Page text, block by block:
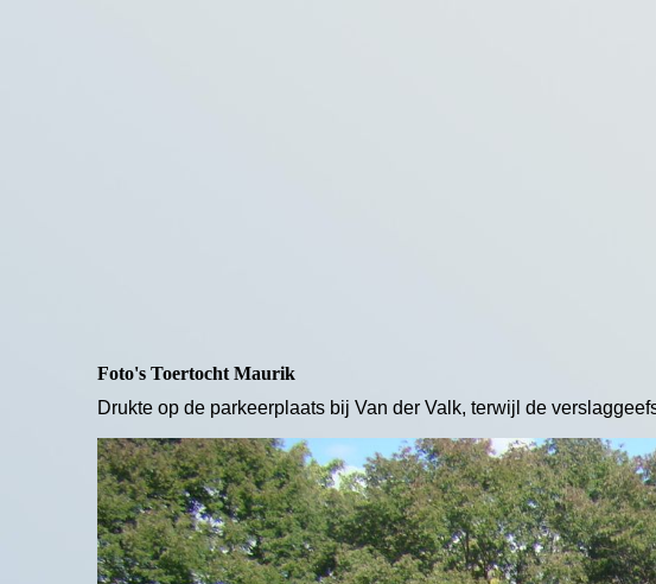
Foto's Toertocht Maurik
Drukte op de parkeerplaats bij Van der Valk, terwijl de